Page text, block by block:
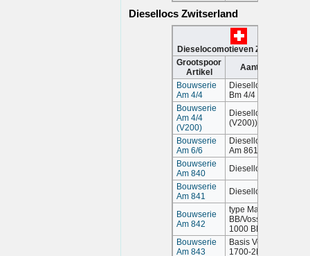
Diesellocs Zwitserland
Dieselocomotieven Zwitserland
Grootspoor
Artikel
Aantekening
Bouwserie
Am 4/4
Dieselloc (Am 4/4,
Bm 4/4 II)
Bouwserie
Am 4/4
(V200)
Dieselloc (Am 4/4
(V200))
Bouwserie
Am 6/6
Dieselloc (Am 6/6,
Am 861)
Bouwserie
Am 840
Dieselloc (Am 840)
Bouwserie
Am 841
Dieselloc (Am 841)
Bouwserie
Am 842
type MaK G 1204
BB/Vossloh G
1000 BB
Bouwserie
Am 843
Basis Vossloh G
1700-2BB